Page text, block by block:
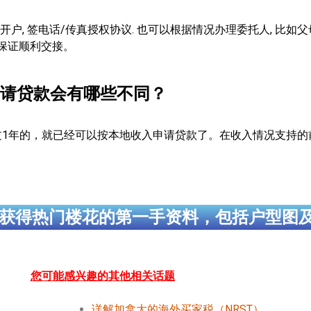
户, 签电话/传真授权协议. 也可以根据情况办理委托人, 比如
顺利交接。
贷款会有哪些不同？
年的，就已经可以按本地收入申请贷款了。在收入情况支持
得热门楼花的第一手资料，包括户型图
您可能感兴趣的其他相关话题